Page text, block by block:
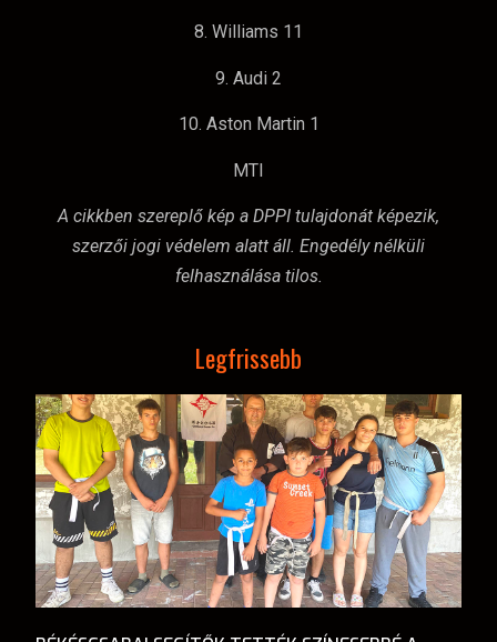
8. Williams 11
9. Audi 2
10. Aston Martin 1
MTI
A cikkben szereplő kép a DPPI tulajdonát képezik,
szerzői jogi védelem alatt áll. Engedély nélküli
felhasználása tilos.
Legfrissebb